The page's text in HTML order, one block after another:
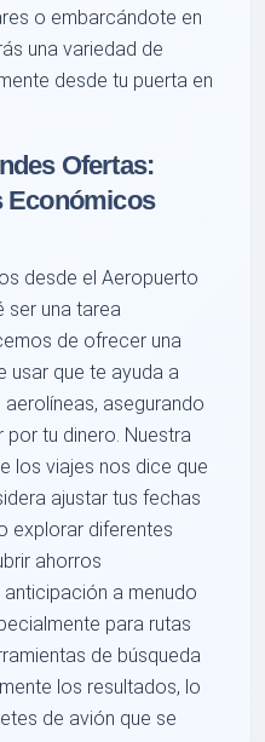
o embarcándote en
una variedad de
desde tu puerta en
Ofertas:
Económicos
desde el Aeropuerto
ser una tarea
de ofrecer una
usar que te ayuda a
asegurando
tu dinero. Nuestra
los viajes nos dice que
ajustar tus fechas
explorar diferentes
ahorros
a menudo
para rutas
de búsqueda
los resultados, lo
de avión que se